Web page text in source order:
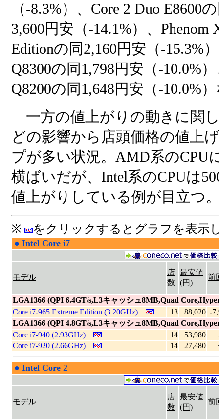
（-8.3%）、Core 2 Duo E8600
3,600円安（-14.1%）、Phenom
Editionの同2,160円安（-15.3%
Q8300の同1,798円安（-10.0%）
Q8200の同1,648円安（-10.0%
一方の値上がりの動きに関
どの影響から店頭価格の値上
プが多い状況。AMD系のCPU
横ばいだが、Intel系のCPUは
値上がりしている例が目立つ
※ をクリックするとグラフを表示
● Intel Core i7
モデル
店
数
最安値
(円)
前
LGA1366 (QPI 6.4GT/s,L3キャッシュ8MB,Quad
Core i7-965 Extreme Edition (3.20GHz)
13 88,020 -
LGA1366 (QPI 4.8GT/s,L3キャッシュ8MB,Quad
Core i7-940 (2.93GHz)
14 53,980
Core i7-920 (2.66GHz)
14 27,480
● Intel Core 2
モデル
店
数
最安値
(円)
前